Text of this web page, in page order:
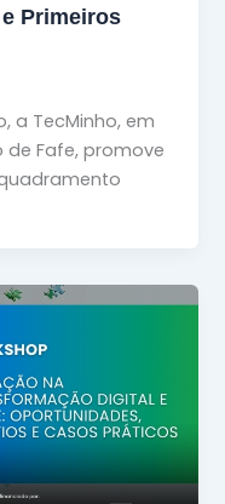
Primeiros
a TecMinho, em
Fafe, promove